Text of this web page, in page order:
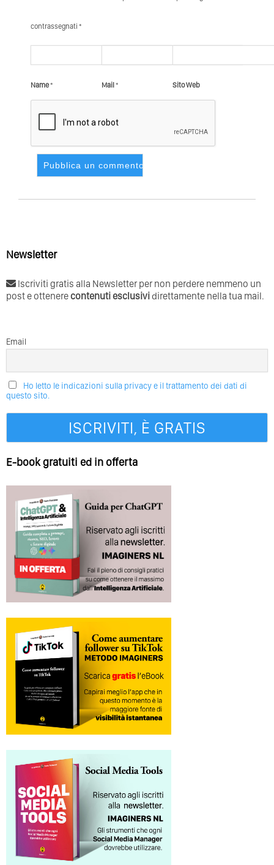
contrassegnati *
Name* Mail * Sito Web
Newsletter
Iscriviti gratis alla Newsletter per non perdere nemmeno un
post e ottenerecontenuti esclusividirettamente nella tua mail.
Email
Ho letto le indicazioni sulla privacy e il trattamento dei dati di
questo sito.
E-book gratuiti ed in offerta